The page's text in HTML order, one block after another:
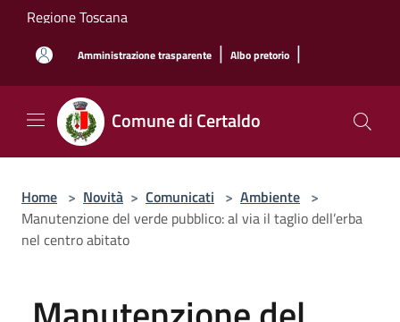
Salta al contenuto principale
Regione Toscana
Amministrazione trasparente | Albo pretorio |
Comune di Certaldo
Home > Novità > Comunicati > Ambiente >
Manutenzione del verde pubblico: al via il taglio dell’erba
nel centro abitato